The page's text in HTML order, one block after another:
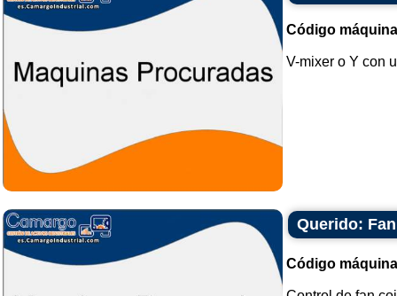
Código
V-mixer o Y con
Querido:
Código